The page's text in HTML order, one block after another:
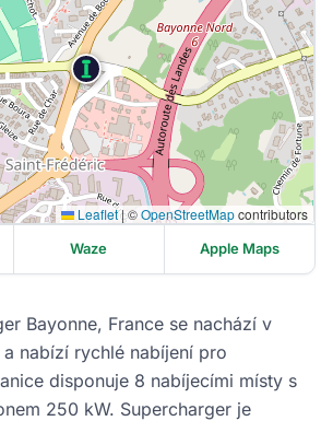
Bayonne, France se nachází v
a nabízí rychlé nabíjení pro
disponuje 8 nabíjecími místy s
250 kW. Supercharger je
Leaflet|©OpenStreetMapcontributors
Waze Apple Maps